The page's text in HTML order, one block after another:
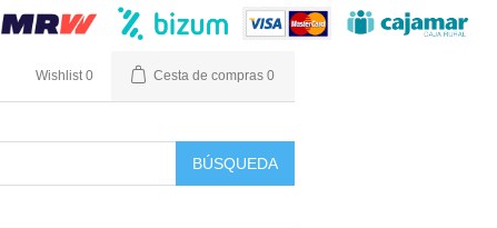
Wishlist 0 Cesta de compras 0